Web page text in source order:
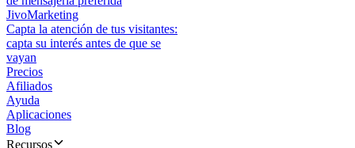
JivoMarketing
Capta la atención de tus visitantes:
capta su interés antes de que se
vayan
Precios
Afiliados
Ayuda
Aplicaciones
Blog
Recursos